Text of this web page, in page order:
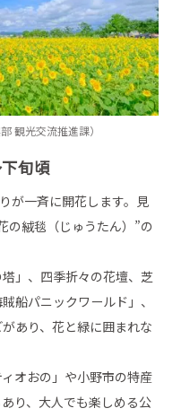
観光交流推進課）
旬頃
が一斉に開花します。見
の絨毯（じゅうたん）”の
」、四季折々の花壇、芝
船パニックワールド」、
あり、花と緑に囲まれな
オおの」や小野市の特産
り、大人でも楽しめる公